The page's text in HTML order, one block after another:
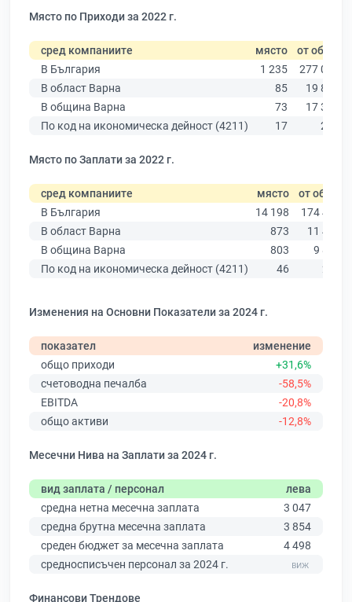
Място по Приходи за 2022 г.
сред компаниите място от общо
В България
1 235
277 019
В област Варна
85
19 882
В община Варна
73
17 349
По код на икономическа дейност (4211)
17 276
Място по Заплати за 2022 г.
сред компаниите място от общо
В България
14 198
174 403
В област Варна
873
11 437
В община Варна
803
9 876
По код на икономическа дейност (4211)
46 250
Изменения на Основни Показатели за 2024 г.
показател
изменение
общо приходи
+31,6%
счетоводна печалба
-58,5%
EBITDA
-20,8%
общо активи
-12,8%
Месечни Нива на Заплати за 2024 г.
вид заплата / персонал
лева
средна нетна месечна заплата
3 047
средна брутна месечна заплата
3 854
среден бюджет за месечна заплата
4 498
средносписъчен персонал за 2024 г.
Финансови Трендове